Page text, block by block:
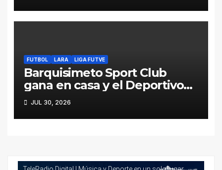
FUTBOL LARA LIGA FUTVE
Barquisimeto Sport Club
gana en casa y el Deportivo
Lara pierde en la carretera
JUL 30, 2026